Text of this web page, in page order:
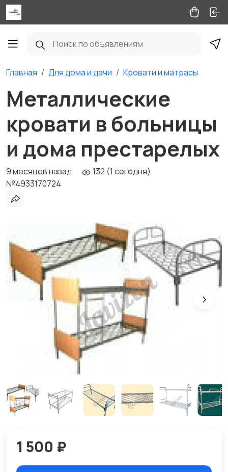
Главная Для дома и дачи Кровати и матрасы
Металлические
кровати в больницы
и дома престарелых
9 месяцев назад
132 (1 сегодня)
№4933170724
1 500 ₽